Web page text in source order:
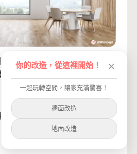
上一幅在IKEA就能輕鬆買到
鬆又美麗的重點，換得無可言
亮 (裝一排或兩排軌道)
你的改造，從這裡開始！ ✕
一起玩轉空間，讓家充滿驚喜！
牆面改造
地面改造